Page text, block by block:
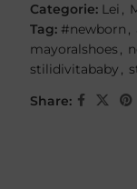
Categorie: Lei ,
Tag: #newborn ,
mayoralshoes ,
stilidivitababy ,
Share: